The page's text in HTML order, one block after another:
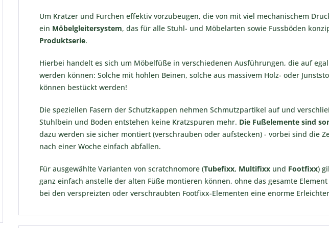
Um Kratzer und Furchen effektiv vorzubeugen, die von mit viel mechanischem
ein Möbelgleitersystem, das für alle Stuhl- und Möbelarten sowie Fussböden
Produktserie.
Hierbei handelt es sich um Möbelfüße in verschiedenen Ausführungen, die auf
werden können: Solche mit hohlen Beinen, solche aus massivem Holz- oder
können bestückt werden!
Die speziellen Fasern der Schutzkappen nehmen Schmutzpartikel auf und
Stuhlbein und Boden entstehen keine Kratzspuren mehr. Die Fußelemente sind
dazu werden sie sicher montiert (verschrauben oder aufstecken) - vorbei sind die
nach einer Woche einfach abfallen.
Für ausgewählte Varianten von scratchnomore (Tubefixx, Multifixx und Footfixx)
ganz einfach anstelle der alten Füße montieren können, ohne das gesamte
bei den verspreizten oder verschraubten Footfixx-Elementen eine enorme